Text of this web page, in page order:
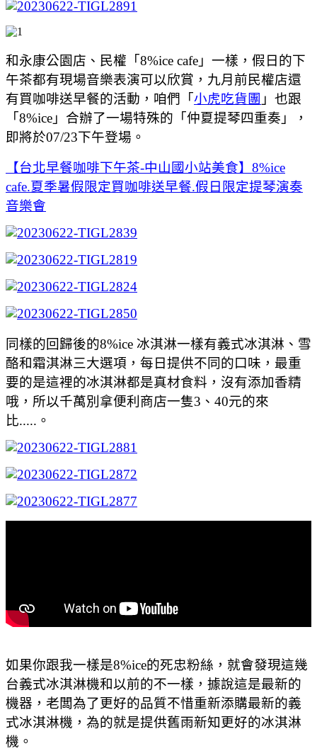
和永康公園店、民權「8%ice cafe」一樣，假日的下
午茶都有現場音樂表演可以欣賞，九月前民權店還
有買咖啡送早餐的活動，咱們「 小虎吃貨團 」也跟
「8%ice」合辦了一場特殊的「仲夏提琴四重奏」，
即將於07/23下午登場。
【台北早餐咖啡下午茶-中山國小站美食】8%ice
cafe.夏季暑假限定買咖啡送早餐.假日限定提琴演奏
音樂會
同樣的回歸後的8%ice 冰淇淋一樣有義式冰淇淋、雪
酪和霜淇淋三大選項，每日提供不同的口味，最重
要的是這裡的冰淇淋都是真材食料，沒有添加香精
哦，所以千萬別拿便利商店一隻3、40元的來
比.....。
如果你跟我一樣是8%ice的死忠粉絲，就會發現這幾
台義式冰淇淋機和以前的不一樣，據說這是最新的
機器，老闆為了更好的品質不惜重新添購最新的義
式冰淇淋機，為的就是提供舊雨新知更好的冰淇淋
機。